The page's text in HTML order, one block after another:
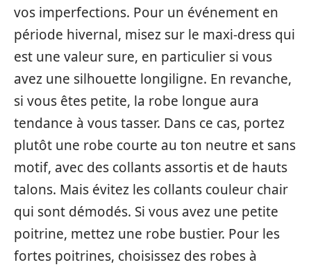
vos imperfections. Pour un événement en
période hivernal, misez sur le maxi-dress qui
est une valeur sure, en particulier si vous
avez une silhouette longiligne. En revanche,
si vous êtes petite, la robe longue aura
tendance à vous tasser. Dans ce cas, portez
plutôt une robe courte au ton neutre et sans
motif, avec des collants assortis et de hauts
talons. Mais évitez les collants couleur chair
qui sont démodés. Si vous avez une petite
poitrine, mettez une robe bustier. Pour les
fortes poitrines, choisissez des robes à